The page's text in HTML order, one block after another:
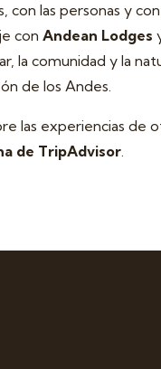
con las personas y
con Andean Lodges
la comunidad y la
de los Andes.
las experiencias de
de TripAdvisor.